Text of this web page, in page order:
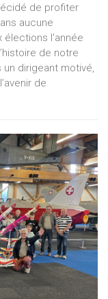
de profiter
aucune
élections l'année
de notre
dirigeant motivé,
de